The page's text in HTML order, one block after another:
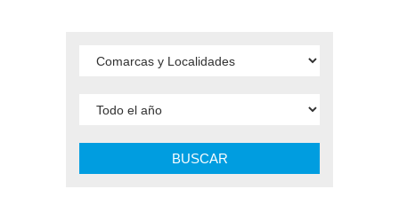
BUSCAR